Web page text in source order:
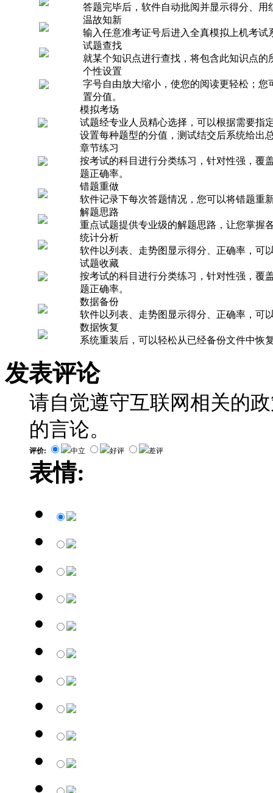
答题完毕后，软件自动批阅并显示得分、
温故知新
输入任意准考证号后进入全真模拟上机考
试题查找
就某个知识点进行查找，将包含此知识点
个性设置
字号自由放大缩小，使您的阅读更轻松；
置分值。
模拟考场
试题经专业人员精心选择，可以根据需要指
设置每种题型的分值，测试结交后系统给出
章节练习
按考试的科目进行分类练习，针对性强，覆
题正确率。
错题重做
软件记录下每次答题情况，您可以将错题重
解题思路
重点试题提供专业级的解题思路，让您掌握
统计分析
软件以列表、走势图显示得分、正确率，可
试题收藏
按考试的科目进行分类练习，针对性强，覆
题正确率。
数据备份
软件以列表、走势图显示得分、正确率，可
数据恢复
系统重装后，可以轻松从已经备份文件中恢
发表评论
请自觉遵守互联网相关的
的言论。
评价: 中立 好评 差评
表情: